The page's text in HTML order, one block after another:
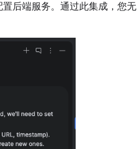
后端服务。通过此集成，您无